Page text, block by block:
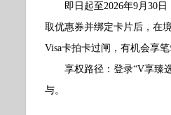
即日起至2026年9月30日
取优惠券并绑定卡片后，在
Visa卡拍卡过闸，有机会享
享权路径：登录“V享臻选
与。